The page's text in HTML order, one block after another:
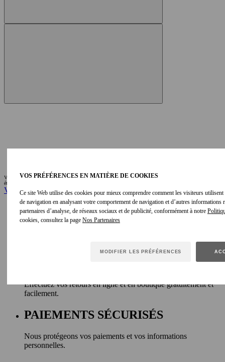
VOS PRÉFÉRENCES EN MATIÈRE DE COOKIES
Ce site Web utilise des cookies pour mieux comprendre comment les visiteurs
de navigation en analysant votre comportement de navigation et d’autres
partenaires d’analyse, de réseaux sociaux et de publicité, conformément à notre
cookies, consultez la page
MODIFIER LES PRÉFÉRENCES
VOUS AIMEREZ AUSSI
étape active
Voir plus
EXPÉDITION RAPIDE
RETOURS OFFERTS ET FACILES
Effectuez vos retours en ligne et en boutique gratuitement et
facilement.
PAIEMENTS SÉCURISÉS
Nous protégeons vos paiements et vos informations
personnelles.